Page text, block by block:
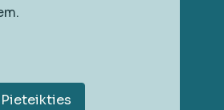
Pieteikties